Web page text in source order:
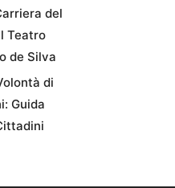
del
Teatro
de Silva
di
Guida